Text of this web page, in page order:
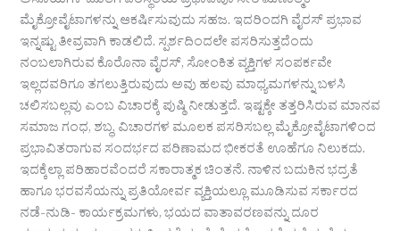
ಮೈಕ್ರೋವೈಟಾಗಳನ್ನು ಆಕರ್ಷಿಸುವುದು ಸಹಜ. ಇದರಿಂದಗಿ ವೈರಸ್ ಪ್ರಭಾವ
ಇನ್ನಷ್ಟು ತೀವ್ರವಾಗಿ ಕಾಡಲಿದೆ. ಸ್ಪರ್ಶದಿಂದಲೇ ಪಸರಿಸುತ್ತದೆಂದು
ನಂಬಲಾಗಿರುವ ಕೊರೊನಾ ವೈರಸ್, ಸೋಂಕಿತ ವ್ಯಕ್ತಿಗಳ ಸಂಪರ್ಕವೇ
ಇಲ್ಲದವರಿಗೂ ತಗಲುತ್ತಿರುವುದು ಅವು ಹಲವು ಮಾಧ್ಯಮಗಳನ್ನು ಬಳಸಿ
ಚಲಿಸಬಲ್ಲವು ಎಂಬ ವಿಚಾರಕ್ಕೆ ಪುಷ್ಠಿ ನೀಡುತ್ತದೆ. ಇಷ್ಟಕ್ಕೇ ತತ್ತರಿಸಿರುವ ಮಾನವ
ಸಮಾಜ ಗಂಧ, ಶಬ್ಧ, ವಿಚಾರಗಳ ಮೂಲಕ ಪಸರಿಸಬಲ್ಲ ಮೈಕ್ರೋವೈಟಾಗಳಿಂದ
ಪ್ರಭಾವಿತರಾಗುವ ಸಂದರ್ಭದ ಪರಿಣಾಮದ ಭೀಕರತೆ ಊಹೆಗೂ ನಿಲುಕದು.
ಇದಕ್ಕೆಲ್ಲಾ ಪರಿಹಾರವೆಂದರೆ ಸಕಾರಾತ್ಮಕ ಚಿಂತನೆ. ನಾಳಿನ ಬದುಕಿನ ಭದ್ರತೆ
ಹಾಗೂ ಭರವಸೆಯನ್ನು ಪ್ರತಿಯೋರ್ವ ವ್ಯಕ್ತಿಯಲ್ಲೂ ಮೂಡಿಸುವ ಸರ್ಕಾರದ
ನಡೆ-ನುಡಿ- ಕಾರ್ಯಕ್ರಮಗಳು, ಭಯದ ವಾತಾವರಣವನ್ನು ದೂರ